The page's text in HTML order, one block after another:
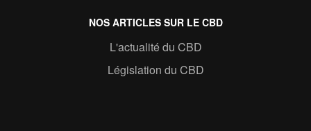
NOS ARTICLES SUR LE CBD
L'actualité du CBD
Législation du CBD